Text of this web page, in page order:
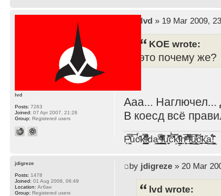
lvd» 19 Mar 2009,
KOE wrote:
это почему же?
Ааа...
В коесд всё
F̞͖̭̿̔ͯu̐̅cͬ̑ͩk̨̤̳͇̮̭̪̠̽̿̓̆ͭͩ ̷̩̰͎̩͓̘̾̀ͬ̊ͭ͛ͅda̝̺͙̬͎̝̾͟ ̰̜̝̯͉̯̖̓̎́ͨ̽ͫ͟f̟͇̭̀ͬͨͭ̐̚u̹̼̹̗̞͑̔͂͐̚cͭ̅̊̆̒̆ǩ̝̩̯́ͥ̔̍̑ḭ͓͍̳̬ͦ̽͂n͍͎͈̈̅ͩͬ ̊ͫ̂̾̑̈́f̲͚͉͓͗̋́ͧͦ̅ȗ͇̲̻͈̲̅̎͗͒ͭ͡c̬̟̠̹̯̈́ͩ͘ͅk̫̠̻̋͜a̲͒̾̇!͙͕̺͉̗̩̲̂̏̄̀
lvd
Posts: 7263
Joined: 07 Apr 2007, 21:28
Group: Registered users
by jdigreze» 20 Mar
lvd wrote:
jdigreze
Posts: 1478
Joined: 01 Aug 2008, 06:49
Location: Агбан
Group: Registered users